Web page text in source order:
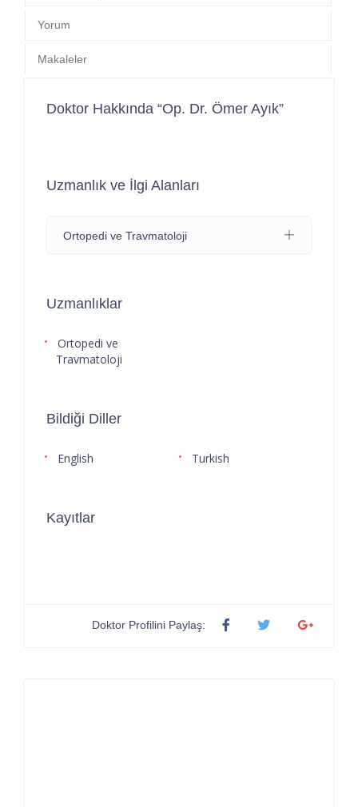
Yorum
Makaleler
Doktor Hakkında “Op. Dr. Ömer Ayık”
Uzmanlık ve İlgi Alanları
Ortopedi ve Travmatoloji
Uzmanlıklar
Ortopedi ve
Travmatoloji
Bildiği Diller
English Turkish
Kayıtlar
Doktor Profilini Paylaş: